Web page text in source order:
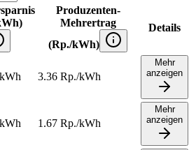
Produzenten-
Mehrertrag
(Rp./kWh)
Details
3.36 Rp./kWh
Mehr
anzeigen
1.67 Rp./kWh
Mehr
anzeigen